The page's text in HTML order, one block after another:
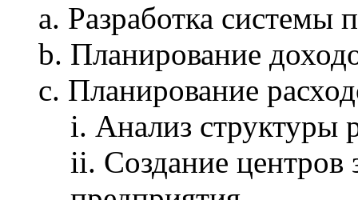
a. Разработка системы
b. Планирование
c. Планирование
i. Анализ структуры
ii. Создание центров